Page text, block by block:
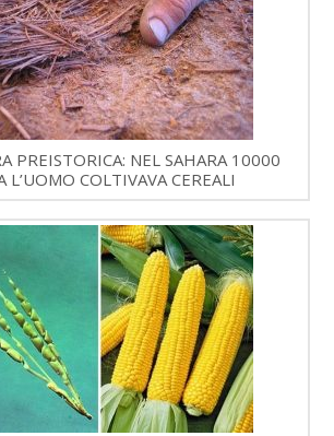
PREISTORICA: NEL SAHARA 10000
L’UOMO COLTIVAVA CEREALI